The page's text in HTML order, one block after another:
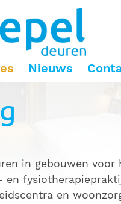
Nieuws
Toepassingsgebieden
in gebouwen voor
en
en